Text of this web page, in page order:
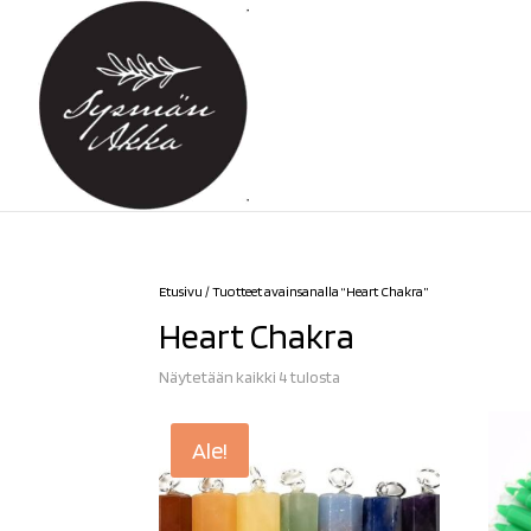
Etusivu / Tuotteet avainsanalla “Heart Chakra”
Heart Chakra
Näytetään kaikki 4 tulosta
Ale!